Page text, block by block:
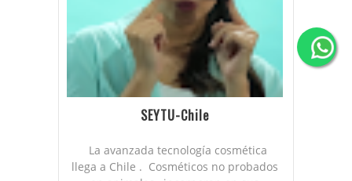
SEYTU-Chile
La avanzada tecnología cosmética
llega a Chile . Cosméticos no probados